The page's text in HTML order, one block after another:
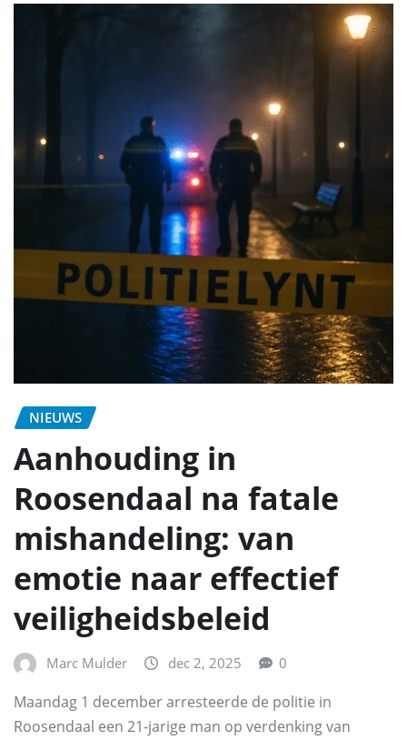
NIEUWS
Aanhouding in
Roosendaal na fatale
mishandeling: van
emotie naar effectief
veiligheidsbeleid
Marc Mulder dec 2, 2025 0
Maandag 1 december arresteerde de politie in
Roosendaal een 21‑jarige man op verdenking van